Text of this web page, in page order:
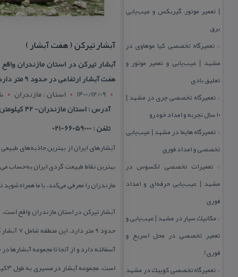
| تعمیر موتور، گیربكس و عیب‌یابی
برق
:: تعمیرگاه تخصصی كیا موهاوی در
مشهد | عیب‌یابی و تعمیر موتور و
تعلیق بادی
:: تعمیرگاه تخصصی چری در مشهد |
۱۰ سال تجربه و امداد خودرو
:: تعمیرگاه هایما در مشهد | عیب‌یابی
تخصصی و امداد فوری
:: تعمیرات تخصصی لكسوس در
مشهد | عیب‌یابی حرفه‌ای و امداد
فوری
:: مكانیك سیار در مشهد | عیب‌یابی و
تعمیر تخصصی در محل (سریع و
فوری)
:: تعمیرگاه تخصصی كوییك در مشهد
آبشار تیركن ( هفت آبشار )
آبشار تیركن در استان مازندران
هفت آبشار ارتفاعی در حدود ۹ متر دارد.
1400/12/09
استان : مازندران
آدرس : استان مازندران- 42 كیلومتری جنوب بابل- شهر بابل كنار- دهستان درازكلا- روستای تیركن- جنگل لفور- هفت آبشار
تلفن : 66059000-021
آبشارهای ایران از بهترین جاذبه‌های
بهترین نقاط طبیعت گردی ایران به‌حساب
مازندران را معرفی می‌كند. با ما همراه
آبشار تیركن در استان مازندران واقع
حدود ۹